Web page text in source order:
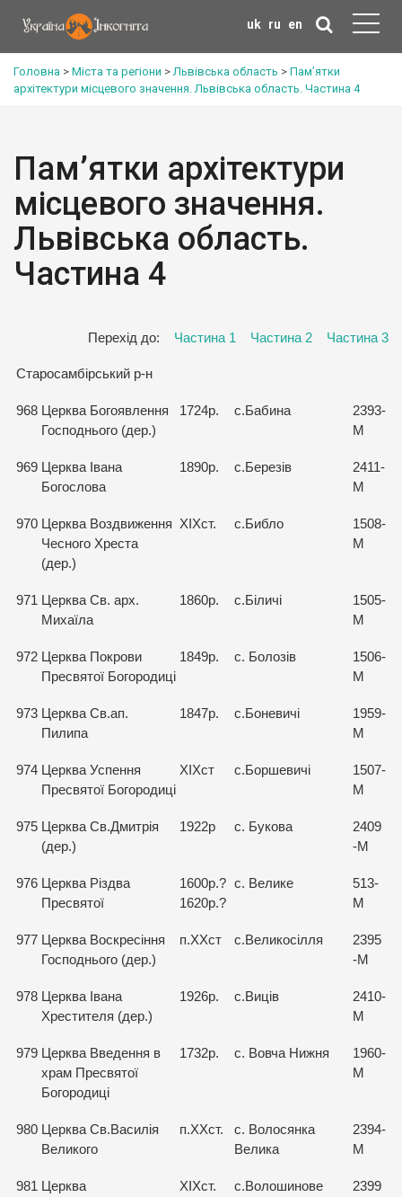
uk ru en
Головна > Міста та регіони >Львівська область > Пам’ятки
архітектури місцевого значення. Львівська область. Частина 4
Пам’ятки архітектури
місцевого значення.
Львівська область.
Частина 4
Перехід до: Частина 1 Частина 2 Частина 3
Старосамбірський р-н
968 Церква Богоявлення
Господнього (дер.)
1724р. с.Бабина
2393-
М
969 Церква Івана
Богослова
1890р. с.Березів
2411-
М
970 Церква Воздвиження
Чесного Хреста
(дер.)
ХІХст. с.Библо
1508-
М
971 Церква Св. арх.
Михаїла
1860р. с.Біличі
1505-
М
972 Церква Покрови
Пресвятої Богородиці
1849р. с. Болозів
1506-
М
973 Церква Св.ап.
Пилипа
1847р. с.Боневичі
1959-
М
974 Церква Успення
Пресвятої Богородиці
ХІХст с.Боршевичі
1507-
М
975 Церква Св.Дмитрія
(дер.)
1922р с. Букова
2409
-М
976 Церква Різдва
Пресвятої
1600р.?
1620р.?
с. Велике
513-
М
977 Церква Воскресіння
Господнього (дер.)
п.ХХст с.Великосілля
2395
-М
978 Церква Івана
Хрестителя (дер.)
1926р. с.Виців
2410-
М
979 Церква Введення в
храм Пресвятої
Богородиці
1732р. с. Вовча Нижня
1960-
М
980 Церква Св.Василія
Великого
п.ХХст.
с. Волосянка
Велика
2394-
М
981 Церква
ХІХст. с.Волошинове
2399